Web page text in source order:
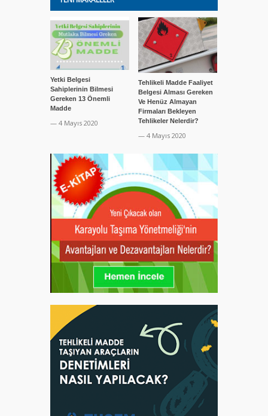
Yetki Belgesi
Sahiplerinin Bilmesi
Gereken 13 Önemli
Madde
— 4 Mayıs 2020
Tehlikeli Madde Faaliyet
Belgesi Alması Gereken
Ve Henüz Almayan
Firmaları Bekleyen
Tehlikeler Nelerdir?
— 4 Mayıs 2020